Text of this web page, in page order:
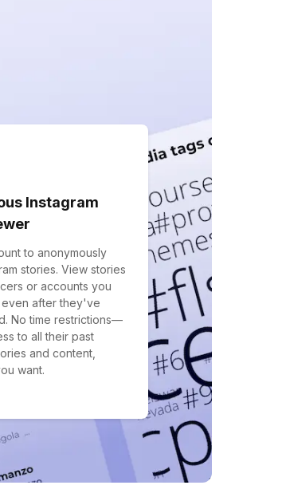
Instagram
to anonymously
stories. View stories
or accounts you
after they've
No time restrictions—
to all their past
and content,
want.